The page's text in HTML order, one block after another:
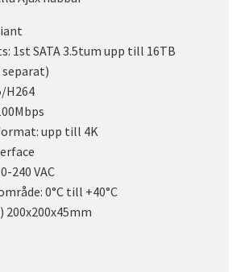
1st SATA 3.5tum upp till 16TB
H264
upp till 4K
240 VAC
0°C till +40°C
200x200x45mm